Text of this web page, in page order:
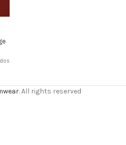
. All rights reserved